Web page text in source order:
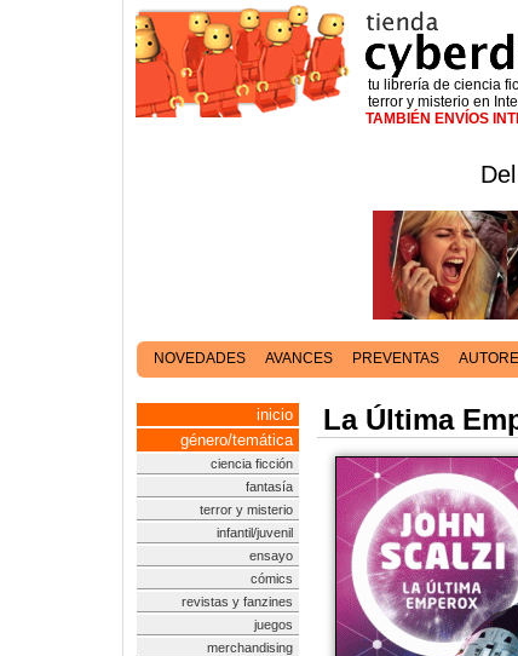
tu librería de ciencia
terror y misterio en
TAMBIÉN ENVÍOS
NOVEDADES AVANCES PREVENTAS
inicio
género/temática
ciencia ficción
fantasía
terror y misterio
infantil/juvenil
ensayo
cómics
revistas y fanzines
juegos
merchandising
La Última